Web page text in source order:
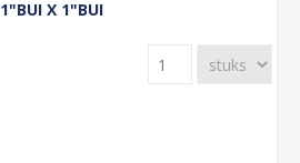
1"BUI X 1"BUI